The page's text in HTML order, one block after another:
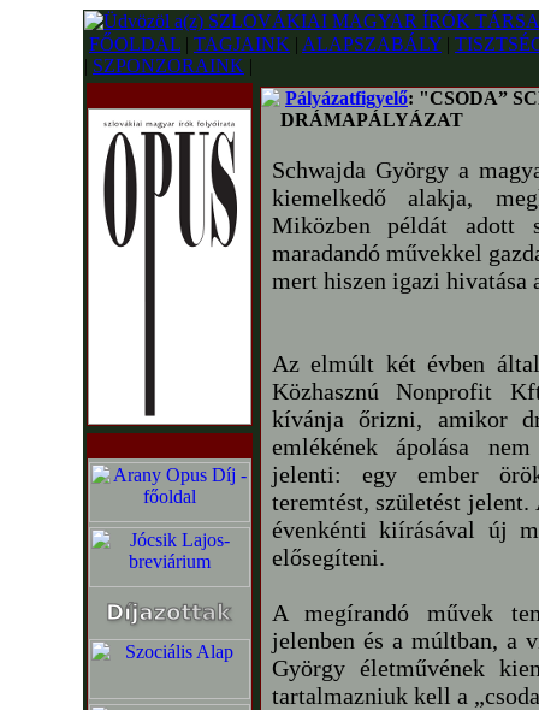
FŐOLDAL | TAGJAINK | ALAPSZABÁLY |
| SZPONZORAINK |
Pályázatfigyelő: "CSODA”
DRÁMAPÁLYÁZAT
Schwajda György a
kiemelkedő alakja,
Miközben példát adott
maradandó művekkel
mert hiszen igazi hivatása
Az elmúlt két évben
Közhasznú Nonprofit
kívánja őrizni, amikor
emlékének ápolása
jelenti: egy ember
teremtést, születést
évenkénti kiírásával új
elősegíteni.
A megírandó művek
jelenben és a múltban, a
György életművének
tartalmazniuk kell a